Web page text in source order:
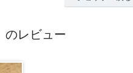
レビュー